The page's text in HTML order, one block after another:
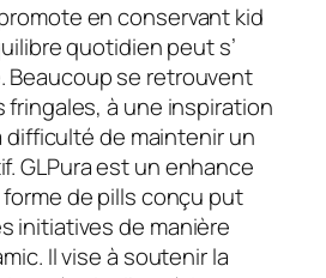
en conservant kid
quotidien peut s’
Beaucoup se retrouvent
à une inspiration
de maintenir un
GLPura est un enhance
de pills conçu put
initiatives de manière
Il vise à soutenir la